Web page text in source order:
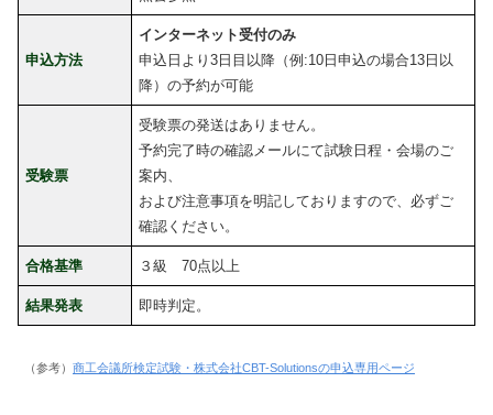
申込方法
インターネット受付のみ
申込日より3日目以降（例:10日申込の場合13日以
降）の予約が可能
受験票
受験票の発送はありません。
予約完了時の確認メールにて試験日程・会場のご
案内、
および注意事項を明記しておりますので、必ずご
確認ください。
合格基準 ３級 70点以上
結果発表 即時判定。
（参考） 商工会議所検定試験・株式会社CBT-Solutionsの申込専用ページ